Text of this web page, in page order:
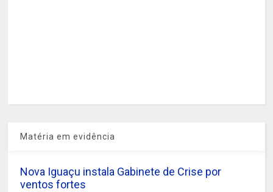
Matéria em evidência
Nova Iguaçu instala Gabinete de Crise por
ventos fortes